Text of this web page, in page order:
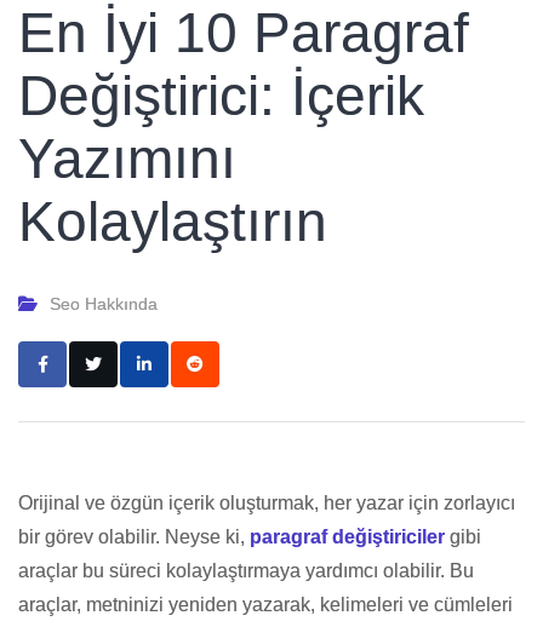
En İyi 10 Paragraf
Değiştirici: İçerik
Yazımını
Kolaylaştırın
Seo Hakkında
Orijinal ve özgün içerik oluşturmak, her yazar için zorlayıcı
bir görev olabilir. Neyse ki, paragraf değiştiriciler gibi
araçlar bu süreci kolaylaştırmaya yardımcı olabilir. Bu
araçlar, metninizi yeniden yazarak, kelimeleri ve cümleleri